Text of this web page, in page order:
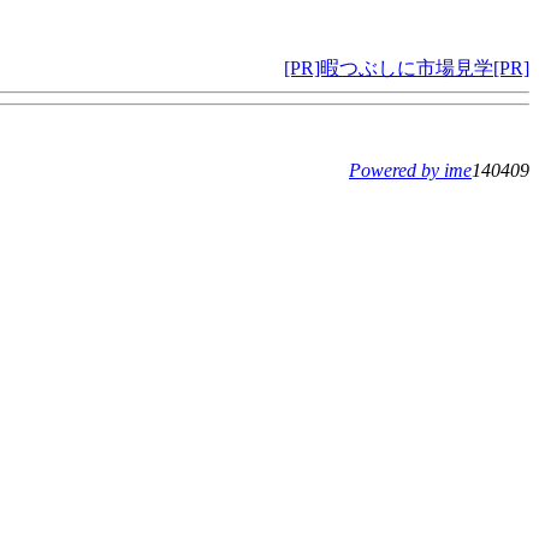
[PR]暇つぶしに市場見学[PR]
Powered by ime140409